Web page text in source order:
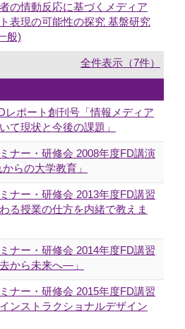
の情動反応に基づくメディア
表現の可能性の探究 基盤研究
般)
全件表示（7件）
レポート創刊号「情報メディア
て現状と今後の課題」
ナー・研修会 2008年度FD講演
らの大学教育」
ナー・研修会 2013年度FD講習
る授業の仕方を内緒で教えま
ナー・研修会 2014年度FD講習
から未来へ―」
ナー・研修会 2015年度FD講習
ンストラクショナルデザイン